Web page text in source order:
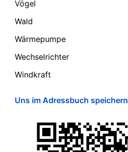
Vögel
Wald
Wärmepumpe
Wechselrichter
Windkraft
Uns im Adressbuch speichern